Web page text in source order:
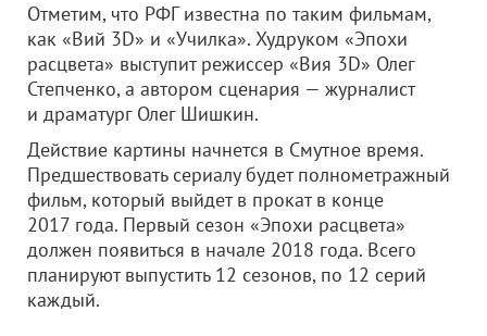
Отметим, что РФГ известна по таким фильмам,
как «Вий 3D» и «Училка». Худруком «Эпохи
расцвета» выступит режиссер «Вия 3D» Олег
Степченко, а автором сценария — журналист
и драматург Олег Шишкин.
Действие картины начнется в Смутное время.
Предшествовать сериалу будет полнометражный
фильм, который выйдет в прокат в конце
2017 года. Первый сезон «Эпохи расцвета»
должен появиться в начале 2018 года. Всего
планируют выпустить 12 сезонов, по 12 серий
каждый.